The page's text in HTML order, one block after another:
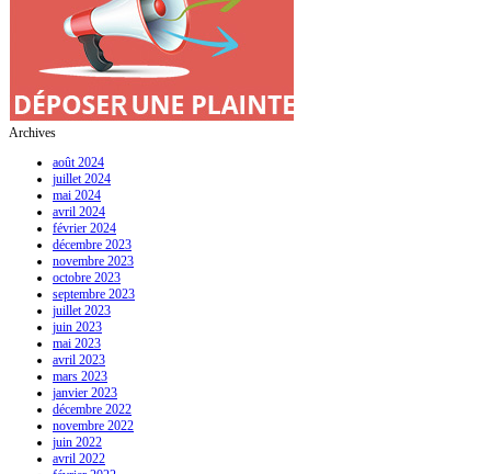
Archives
août 2024
juillet 2024
mai 2024
avril 2024
février 2024
décembre 2023
novembre 2023
octobre 2023
septembre 2023
juillet 2023
juin 2023
mai 2023
avril 2023
mars 2023
janvier 2023
décembre 2022
novembre 2022
juin 2022
avril 2022